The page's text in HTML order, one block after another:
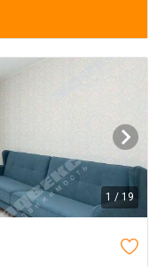
1 / 19